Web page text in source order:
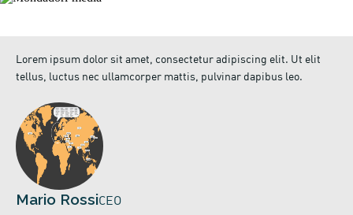
Lorem ipsum dolor sit amet, consectetur adipiscing elit. Ut elit
tellus, luctus nec ullamcorper mattis, pulvinar dapibus leo.
Mario RossiCEO